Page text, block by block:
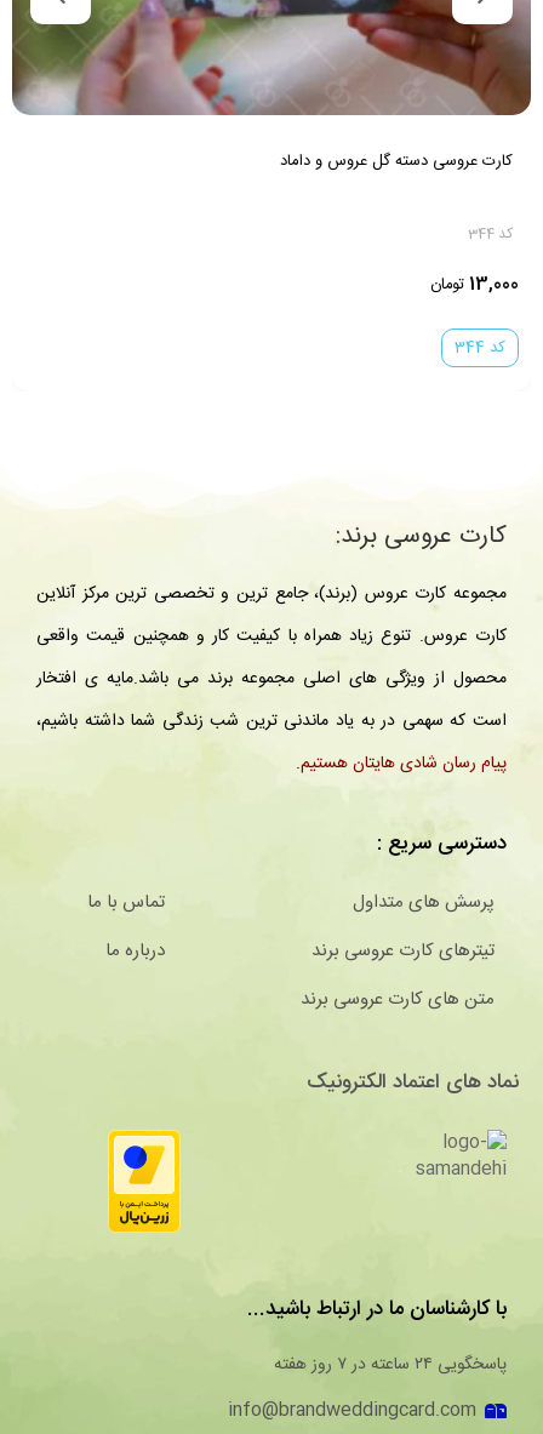
کارت عروسی دسته گل عروس و داماد
کد 344
تومان 13,000
کد 344
کارت عروسی برند:
مجموعه کارت عروس (برند)، جامع ترین و تخصصی ترین مرکز آنلاین
کارت عروس. تنوع زیاد همراه با کیفیت کار و همچنین قیمت واقعی
محصول از ویژگی های اصلی مجموعه برند می باشد.مایه ی افتخار
است که سهمی در به یاد ماندنی ترین شب زندگی شما داشته باشیم،
پیام رسان شادی هایتان هستیم.
دسترسی سریع :
پرسش های متداول
تیترهای کارت عروسی برند
متن های کارت عروسی برند
تماس با ما
درباره ما
نماد های اعتماد الکترونیک
با کارشناسان ما در ارتباط باشید...
پاسخگویی ۲۴ ساعته در ۷ روز هفته
info@brandweddingcard.com